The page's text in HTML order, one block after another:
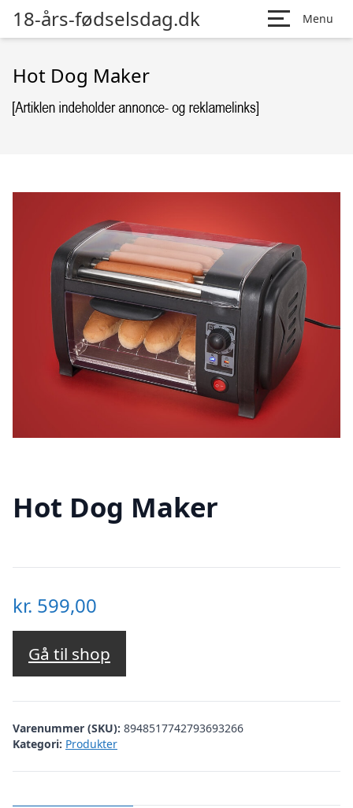
18-års-fødselsdag.dk Menu
Hot Dog Maker
Hot Dog Maker
kr. 599,00
Gå til shop
Varenummer (SKU): 8948517742793693266
Kategori: Produkter